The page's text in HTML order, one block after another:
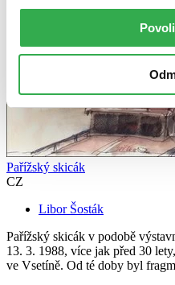
Pařížský skicák
CZ
Libor Šosták
Pařížský skicák v podobě
13. 3. 1988, více jak před 30
ve Vsetíně. Od té doby byl